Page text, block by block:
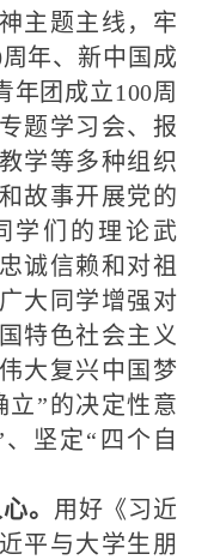
主题主线，牢
年、新中国成
年团成立100周
题学习会、报
学等多种组织
故事开展党的
学们的理论武
诚信赖和对祖
大同学增强对
特色社会主义
大复兴中国梦
立”的决定性意
坚定“四个自
。 用好《习近
平与大学生朋